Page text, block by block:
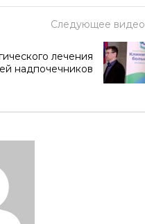
Следующее видео
лечения
надпочечников